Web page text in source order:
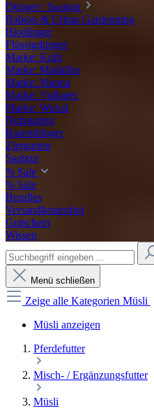
Dünger / Saatgut
Balkon & Urban Gardenning
Biodünger
Flüssigdünger
Marke: Kulti
Marke: Maltaflor
Marke: Manna
Marke: Vulkatec
Marke: Wuxal
Nutzgarten
Rasendünger
Ziergarten
Saatgut
% Sale
% Sale
Bundles
Versandkostenfrei
Gutschein
Wissen
Menü schließen
Zeige alle Kategorien Müsli
Müsli anzeigen
Pferdefutter
Misch- / Ergänzungsfutter
Müsli